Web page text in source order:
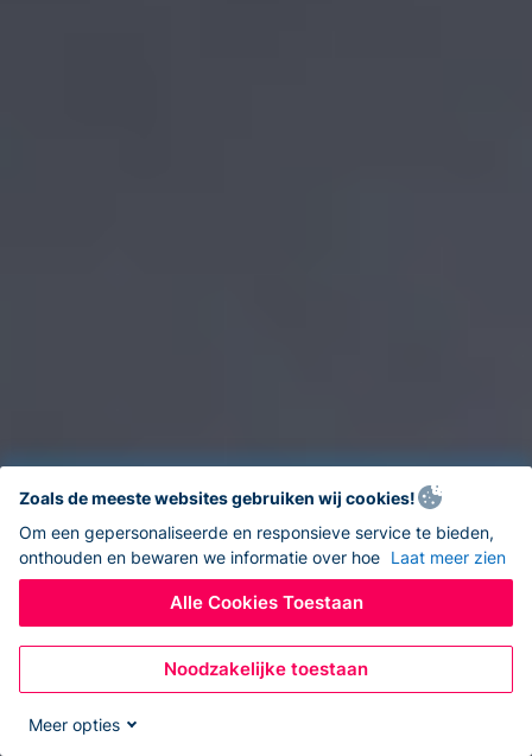
Zoals de meeste websites gebruiken wij cookies!
Om een gepersonaliseerde en responsieve service te bieden,
onthouden en bewaren we informatie over hoe Laat meer zien
Alle Cookies Toestaan
Noodzakelijke toestaan
Meer opties